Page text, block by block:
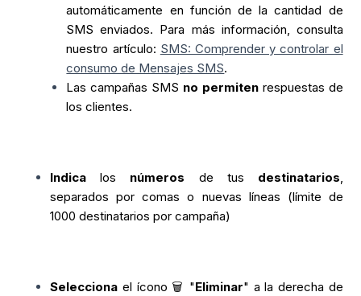
automáticamente en función de la cantidad de
SMS enviados. Para más información, consulta
nuestro artículo: SMS: Comprender y controlar el
consumo de Mensajes SMS.
Las campañas SMS no permitenrespuestas de
los clientes.
Indica los números de tus destinatarios,
separados por comas o nuevas líneas (límite de
1000 destinatarios por campaña)
Selecciona el ícono 🗑️ "Eliminar" a la derecha de